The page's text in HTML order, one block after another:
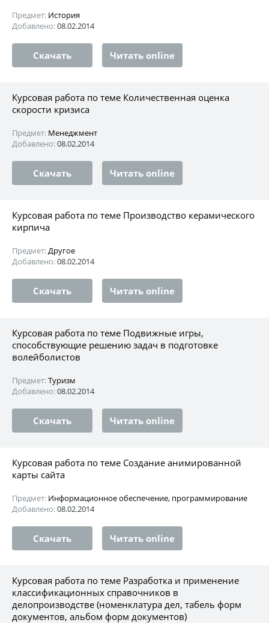
Предмет: История
Добавлено:08.02.2014
Скачать Читать online
Курсовая работа по теме Количественная оценка
скорости кризиса
Предмет: Менеджмент
Добавлено:08.02.2014
Скачать Читать online
Курсовая работа по теме Производство керамического
кирпича
Предмет:Другое
Добавлено:08.02.2014
Скачать Читать online
Курсовая работа по теме Подвижные игры,
способствующие решению задач в подготовке
волейболистов
Предмет:Туризм
Добавлено:08.02.2014
Скачать Читать online
Курсовая работа по теме Создание анимированной
карты сайта
Предмет: Информационное обеспечение, программирование
Добавлено:08.02.2014
Скачать Читать online
Курсовая работа по теме Разработка и применение
классификационных справочников в
делопроизводстве (номенклатура дел, табель форм
документов, альбом форм документов)